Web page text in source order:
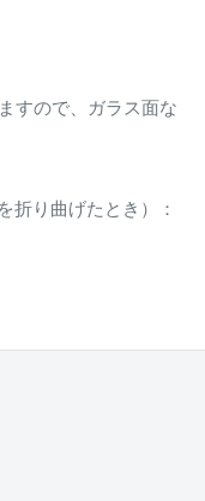
すので、ガラス面な
折り曲げたとき）：